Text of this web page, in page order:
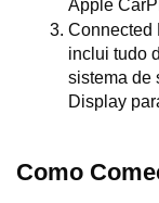
Apple
Connected
inclui tudo
sistema de
Display
Como